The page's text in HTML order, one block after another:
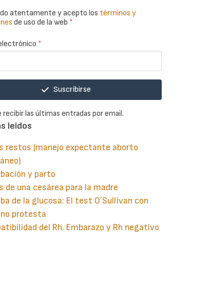
atentamente y acepto los términos y
de uso de la web *
*
Suscribirse
recibir las últimas entradas por email.
leidos
restos (manejo expectante aborto
y parto
de una cesárea para la madre
de la glucosa: El test O´Sullivan con
protesta
del Rh. Embarazo y Rh negativo